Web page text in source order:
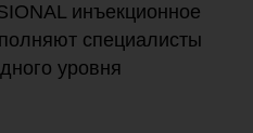
инъекционное
специалисты
уровня